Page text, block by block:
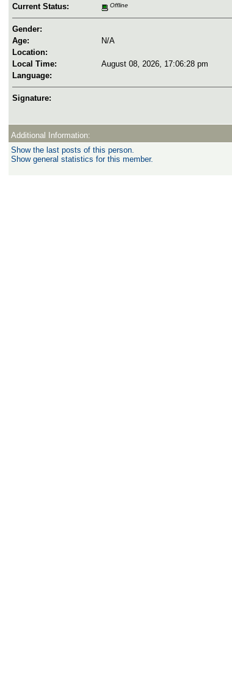
Current Status:
Offline
Gender:
Age:
N/A
Location:
Local Time:
August 08, 2026, 17:06:28 pm
Language:
Signature:
Additional Information:
Show the last posts of this person.
Show general statistics for this member.